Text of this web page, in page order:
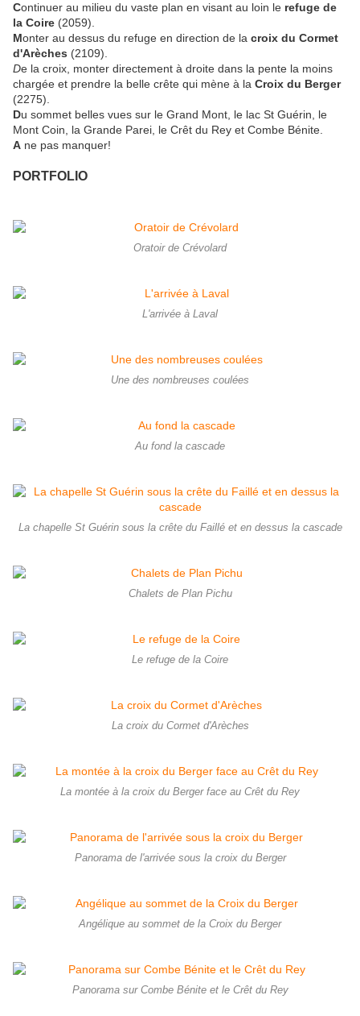
Continuer au milieu du vaste plan en visant au loin le refuge de
la Coire (2059).
Monter au dessus du refuge en direction de la croix du Cormet
d'Arèches (2109).
De la croix, monter directement à droite dans la pente la moins
chargée et prendre la belle crête qui mène à la Croix du Berger
(2275).
Du sommet belles vues sur le Grand Mont, le lac St Guérin, le
Mont Coin, la Grande Parei, le Crêt du Rey et Combe Bénite.
A ne pas manquer!
PORTFOLIO
Oratoir de Crévolard
L'arrivée à Laval
Une des nombreuses coulées
Au fond la cascade
La chapelle St Guérin sous la crête du Faillé et en dessus la cascade
Chalets de Plan Pichu
Le refuge de la Coire
La croix du Cormet d'Arèches
La montée à la croix du Berger face au Crêt du Rey
Panorama de l'arrivée sous la croix du Berger
Angélique au sommet de la Croix du Berger
Panorama sur Combe Bénite et le Crêt du Rey